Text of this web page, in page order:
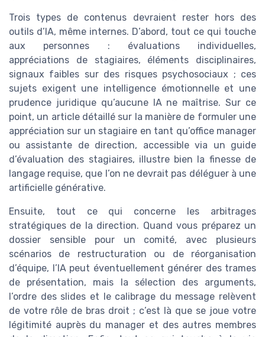
Trois types de contenus devraient rester hors des
outils d’IA, même internes. D’abord, tout ce qui touche
aux personnes : évaluations individuelles,
appréciations de stagiaires, éléments disciplinaires,
signaux faibles sur des risques psychosociaux ; ces
sujets exigent une intelligence émotionnelle et une
prudence juridique qu’aucune IA ne maîtrise. Sur ce
point, un article détaillé sur la manière de formuler une
appréciation sur un stagiaire en tant qu’office manager
ou assistante de direction, accessible via un guide
d’évaluation des stagiaires, illustre bien la finesse de
langage requise, que l’on ne devrait pas déléguer à une
artificielle générative.
Ensuite, tout ce qui concerne les arbitrages
stratégiques de la direction. Quand vous préparez un
dossier sensible pour un comité, avec plusieurs
scénarios de restructuration ou de réorganisation
d’équipe, l’IA peut éventuellement générer des trames
de présentation, mais la sélection des arguments,
l’ordre des slides et le calibrage du message relèvent
de votre rôle de bras droit ; c’est là que se joue votre
légitimité auprès du manager et des autres membres